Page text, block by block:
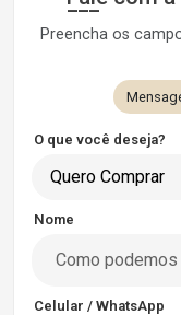
Preencha os
O que você deseja?
Quero Comprar
Nome
Celular / WhatsApp